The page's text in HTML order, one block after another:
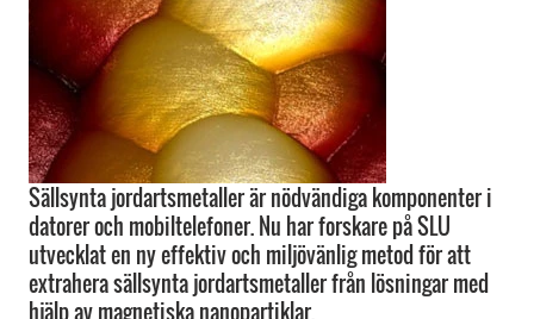
Sällsynta jordartsmetaller är nödvändiga komponenter i
datorer och mobiltelefoner. Nu har forskare på SLU
utvecklat en ny effektiv och miljövänlig metod för att
extrahera sällsynta jordartsmetaller från lösningar med
hjälp av magnetiska nanopartiklar.